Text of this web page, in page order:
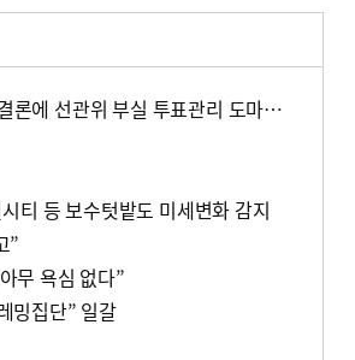
“회수용봉투 기표된 용지는 사무원 실수” 경찰 결론에 선관위 부실 투표관리 도마(종합)
티 등 보수텃밭도 미세변화 감지
”
무 욕심 없다”
밍집단” 일갈